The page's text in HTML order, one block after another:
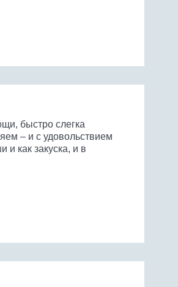
быстро слегка
– и с удовольствием
и как закуска, и в